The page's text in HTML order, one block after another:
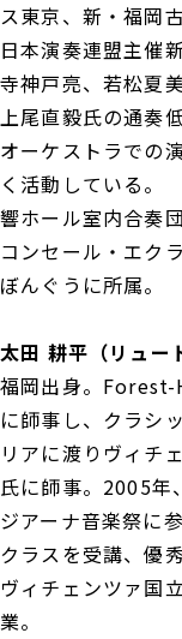
ス東京、新・福岡
日本演奏連盟主催
寺神戸亮、若松夏
上尾直毅氏の通奏
オーケストラでの
く活動している。
響ホール室内合奏
コンセール・エク
ぼんぐうに所属。
太田 耕平（リュー
福岡出身。
に師事し、クラシ
リアに渡りヴィチ
氏に師事。2005年
ジアーナ音楽祭に
クラスを受講、優
ヴィチェンツァ国
業。